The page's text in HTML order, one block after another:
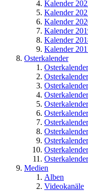
Kalender
Kalender
Kalender
Kalender
Kalender
Kalender
Osterkalender
Medien
Alben
Videokanäle